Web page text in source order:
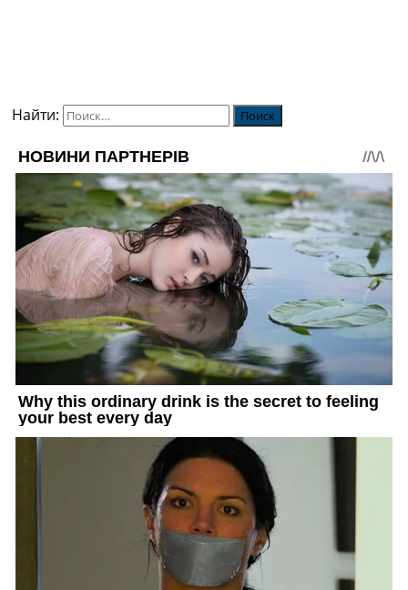
Найти: